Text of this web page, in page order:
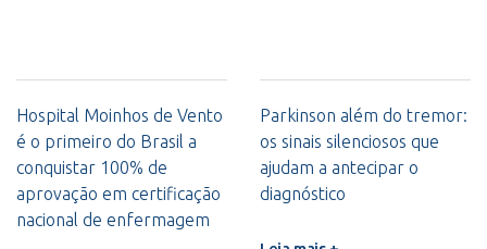
Hospital Moinhos de Vento
é o primeiro do Brasil a
conquistar 100% de
aprovação em certificação
nacional de enfermagem
Parkinson além do tremor:
os sinais silenciosos que
ajudam a antecipar o
diagnóstico